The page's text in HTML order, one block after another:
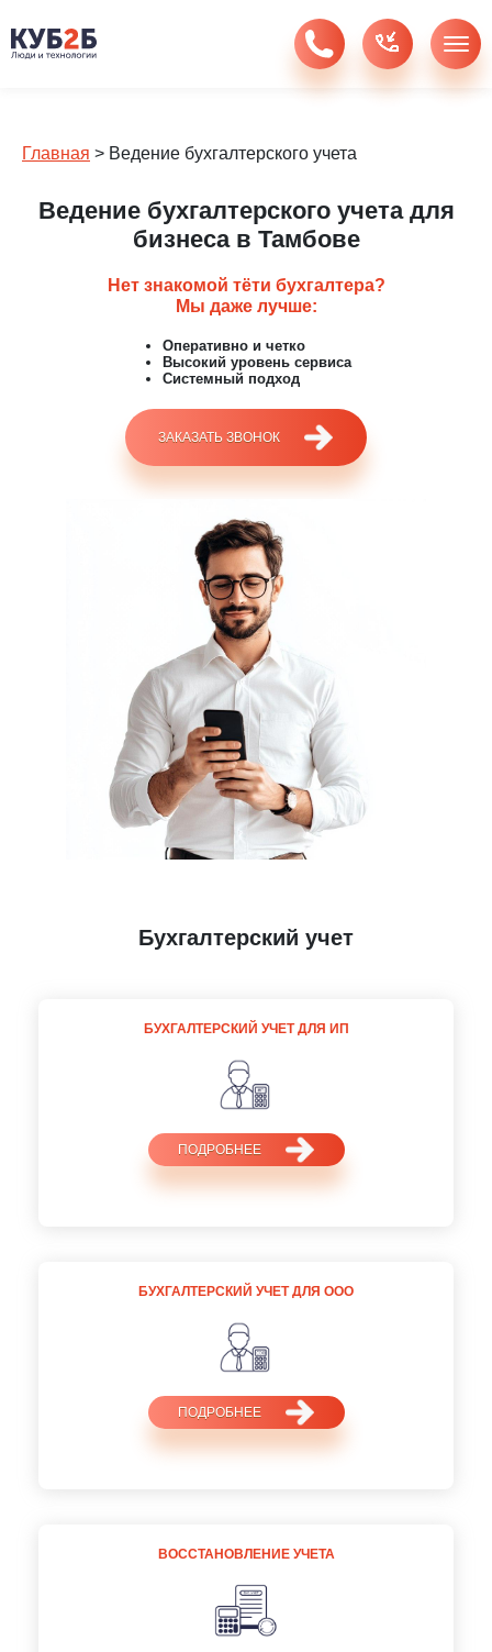
Главная > Ведение бухгалтерского учета
Ведение бухгалтерского учета для
бизнеса в Тамбове
Нет знакомой тёти бухгалтера?
Мы даже лучше:
Оперативно и четко
Высокий уровень сервиса
Системный подход
ЗАКАЗАТЬ ЗВОНОК
Бухгалтерский учет
БУХГАЛТЕРСКИЙ УЧЕТ ДЛЯ ИП
ПОДРОБНЕЕ
БУХГАЛТЕРСКИЙ УЧЕТ ДЛЯ ООО
ПОДРОБНЕЕ
ВОССТАНОВЛЕНИЕ УЧЕТА